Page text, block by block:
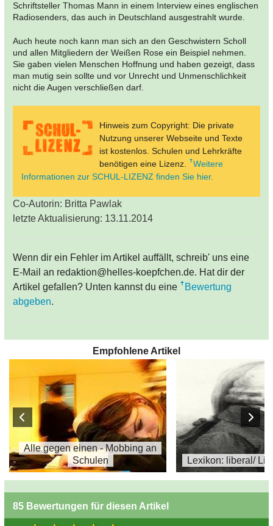
Schriftsteller Thomas Mann in einem Interview eines englischen
Radiosenders, das auch in Deutschland ausgestrahlt wurde.
Auch heute noch kann man sich an den Geschwistern Scholl
und allen Mitgliedern der Weißen Rose ein Beispiel nehmen.
Sie gaben vielen Menschen Hoffnung und haben gezeigt, dass
man mutig sein sollte und vor Unrecht und Unmenschlichkeit
nicht die Augen verschließen darf.
Hinweis zum Copyright: Die private
Nutzung unserer Webseite und Texte
ist kostenlos. Schulen und Lehrkräfte
benötigen eine Lizenz.
Weitere
Informationen zur SCHUL-LIZENZ finden Sie hier.
Co-Autorin: Britta Pawlak
letzte Aktualisierung: 13.11.2014
Wenn dir ein Fehler im Artikel auffällt, schreib' uns eine
E-Mail an redaktion@helles-koepfchen.de. Hat dir der
Artikel gefallen? Unten kannst du eine
Bewertung
abgeben.
Empfohlene Artikel
Alle gegen einen - Mobbing an
Schulen
Lexikon: liberal/
85 Bewertungen für diesen Artikel